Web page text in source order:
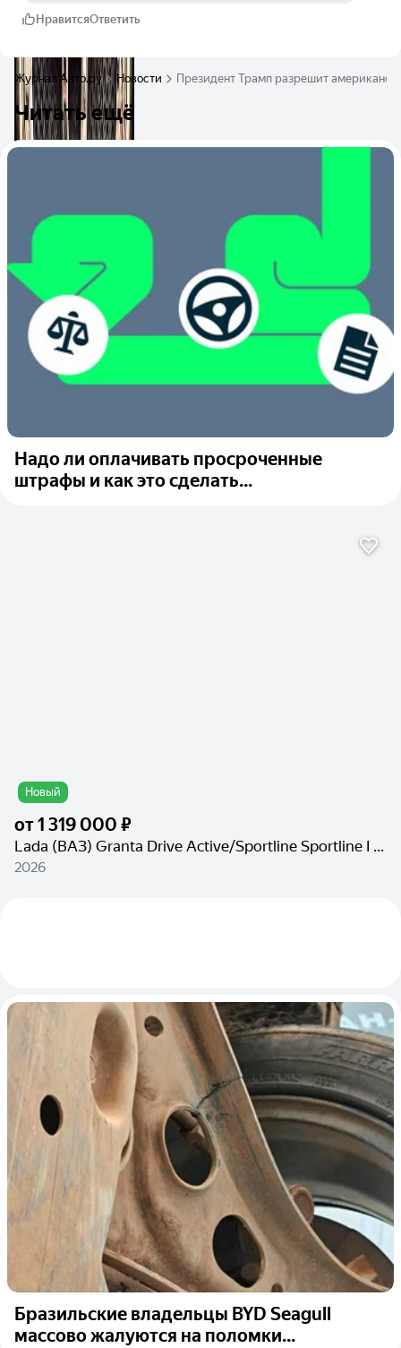
НравитсяОтветить
Журнал Авто.ру Новости Президент Трамп разрешит
Читать ещё
Надо ли оплачивать просроченные
штрафы и как это сделать...
Новый
от1 319 000 ₽
Lada (ВАЗ) Granta Drive Active/Sportline Sportline I Рестайлинг
2026
Бразильские владельцы BYD Seagull
массово жалуются на поломки...